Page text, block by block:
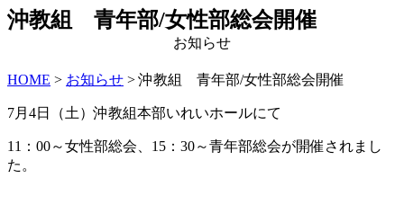
沖教組 青年部/女性部総会開催
お知らせ
HOME > お知らせ >沖教組 青年部/女性部総会開催
7月4日（土）沖教組本部いれいホールにて
11：00～女性部総会、15：30～青年部総会が開催されまし
た。